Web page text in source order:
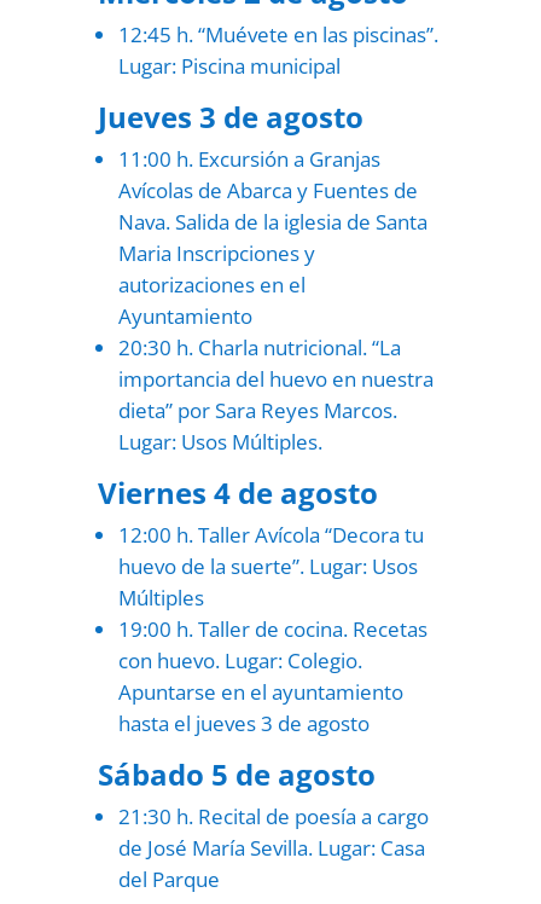
12:45 h. “Muévete en las piscinas”.
Lugar: Piscina municipal
Jueves 3 de agosto
11:00 h. Excursión a Granjas
Avícolas de Abarca y Fuentes de
Nava. Salida de la iglesia de Santa
Maria Inscripciones y
autorizaciones en el
Ayuntamiento
20:30 h. Charla nutricional. “La
importancia del huevo en nuestra
dieta” por Sara Reyes Marcos.
Lugar: Usos Múltiples.
Viernes 4 de agosto
12:00 h. Taller Avícola “Decora tu
huevo de la suerte”. Lugar: Usos
Múltiples
19:00 h. Taller de cocina. Recetas
con huevo. Lugar: Colegio.
Apuntarse en el ayuntamiento
hasta el jueves 3 de agosto
Sábado 5 de agosto
21:30 h. Recital de poesía a cargo
de José María Sevilla. Lugar: Casa
del Parque